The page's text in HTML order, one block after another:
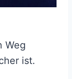
Weg
ist.